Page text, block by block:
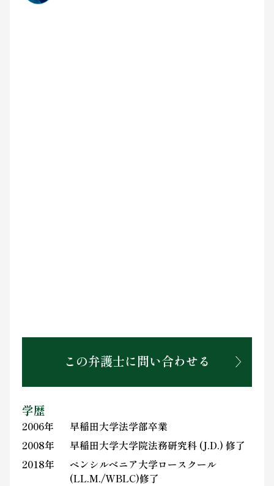
この弁護士に問い合わせる
学歴
2006年
早稲田大学法学部卒業
2008年
早稲田大学大学院法務研究科 (J.D.) 修了
2018年
ペンシルベニア大学ロースクール
(LL.M./WBLC)修了